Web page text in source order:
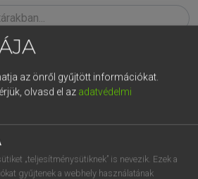
KERESÉS
szótár
az önről gyűjtött információkat.
olvasd el az adatvédelmi
„teljesítménysütiknek” is nevezik. Ezek a
gyűjtenek a webhely használatának
i o p
l é á ű Ω
, . AltGr